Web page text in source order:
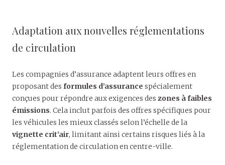
Adaptation aux nouvelles réglementations
de circulation
Les compagnies d’assurance adaptent leurs offres en
proposant des formules d’assurance spécialement
conçues pour répondre aux exigences des zones à faibles
émissions. Cela inclut parfois des offres spécifiques pour
les véhicules les mieux classés selon l’échelle de la
vignette crit’air, limitant ainsi certains risques liés à la
réglementation de circulation en centre-ville.